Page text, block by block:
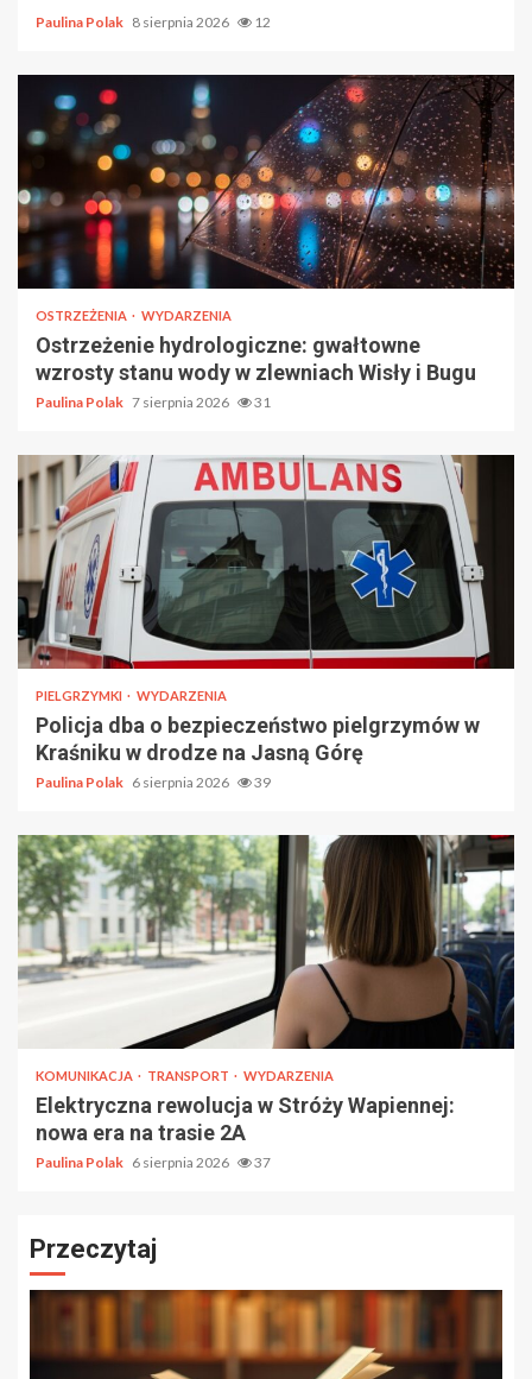
Paulina Polak 8 sierpnia 2026 12
OSTRZEŻENIA WYDARZENIA
Ostrzeżenie hydrologiczne: gwałtowne
wzrosty stanu wody w zlewniach Wisły i Bugu
Paulina Polak 7 sierpnia 2026 31
PIELGRZYMKI WYDARZENIA
Policja dba o bezpieczeństwo pielgrzymów w
Kraśniku w drodze na Jasną Górę
Paulina Polak 6 sierpnia 2026 39
KOMUNIKACJA TRANSPORT WYDARZENIA
Elektryczna rewolucja w Stróży Wapiennej:
nowa era na trasie 2A
Paulina Polak 6 sierpnia 2026 37
Przeczytaj